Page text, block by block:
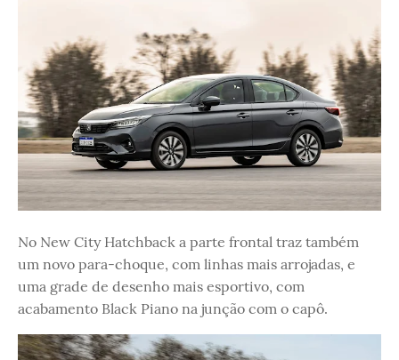
No New City Hatchback a parte frontal traz também
um novo para-choque, com linhas mais arrojadas, e
uma grade de desenho mais esportivo, com
acabamento Black Piano na junção com o capô.